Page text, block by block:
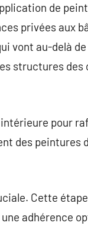
de
privées aux
vont au-delà
structures des
pour
des peintures
Cette
adhérence